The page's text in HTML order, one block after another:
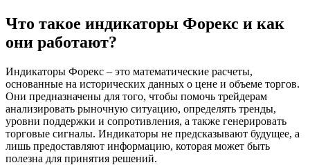
Что такое индикаторы Форекс и как
они работают?
Индикаторы Форекс – это математические расчеты,
основанные на исторических данных о цене и объеме торгов.
Они предназначены для того, чтобы помочь трейдерам
анализировать рыночную ситуацию, определять тренды,
уровни поддержки и сопротивления, а также генерировать
торговые сигналы. Индикаторы не предсказывают будущее, а
лишь предоставляют информацию, которая может быть
полезна для принятия решений.